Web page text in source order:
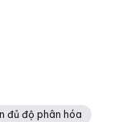
đủ độ phân hóa